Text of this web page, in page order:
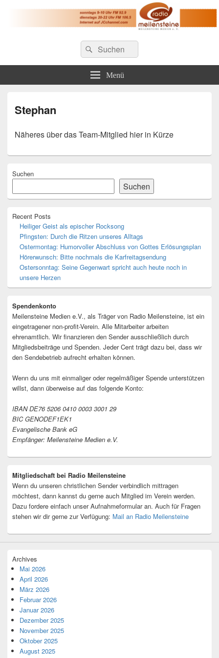
Radio Meilensteine
Christliches Radio im Großraum Nürnberg
Suche
nach:
Suchen
Menü
Stephan
Näheres über das Team-Mitglied hier in Kürze
Seitenleisten-
Suchen
Suchen
Recent Posts
Heiliger Geist als epischer Rocksong
Pfingsten: Durch die Ritzen unseres Alltags
Ostermontag: Humorvoller Abschluss von Gottes Erlösungsplan
Hörerwunsch: Bitte nochmals die Karfreitagsendung
Ostersonntag: Seine Gegenwart spricht auch heute noch in
unsere Herzen
Spendenkonto
Meilensteine Medien e.V., als Träger von Radio Meilensteine, ist ein
eingetragener non-profit-Verein. Alle Mitarbeiter arbeiten
ehrenamtlich. Wir finanzieren den Sender ausschließlich durch
Mitgliedsbeiträge und Spenden. Jeder Cent trägt dazu bei, dass wir
den Sendebetrieb aufrecht erhalten können.
Wenn du uns mit einmaliger oder regelmäßiger Spende unterstützen
willst, dann überweise auf das folgende Konto:
IBAN DE76 5206 0410 0003 3001 29
BIC GENODEF1EK1
Evangelische Bank eG
Empfänger: Meilensteine Medien e.V.
Mitgliedschaft bei Radio Meilensteine
Wenn du unseren christlichen Sender verbindlich mittragen
möchtest, dann kannst du gerne auch Mitglied im Verein werden.
Dazu fordere einfach unser Aufnahmeformular an. Auch für Fragen
stehen wir dir gerne zur Verfügung: Mail an Radio Meilensteine
Archives
Mai 2026
April 2026
März 2026
Februar 2026
Januar 2026
Dezember 2025
November 2025
Oktober 2025
August 2025